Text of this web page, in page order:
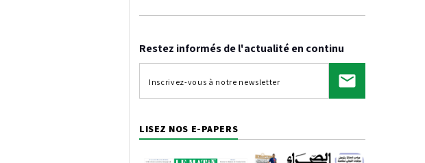
Restez informés de l'actualité en continu
LISEZ NOS E-PAPERS